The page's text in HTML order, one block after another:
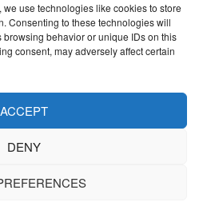
use technologies like cookies to store
Consenting to these technologies will
behavior or unique IDs on this
consent, may adversely affect certain
ACCEPT
DENY
2024
schaamteloos Leste Merte in